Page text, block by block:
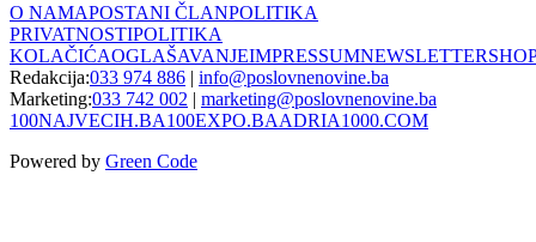
O NAMAPOSTANI ČLANPOLITIKA
PRIVATNOSTIPOLITIKA
KOLAČIĆAOGLAŠAVANJEIMPRESSUMNEWSLETTER
Redakcija:033 974 886 | info@poslovnenovine.ba
Marketing:033 742 002 | marketing@poslovnenovine.ba
100NAJVECIH.BA100EXPO.BAADRIA1000.COM
Powered by Green Code